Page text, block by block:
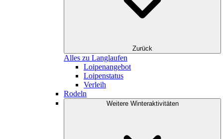
Zurück
Alles zu Langlaufen
Loipenangebot
Loipenstatus
Verleih
Rodeln
Weitere Winteraktivitäten